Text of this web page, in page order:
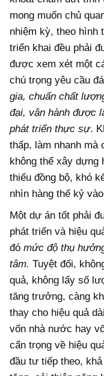
mong muốn chủ
nhiệm kỳ, theo hình
triển khai đều phải
được xem xét một
chú trọng yêu cầu
gia, chuẩn chất
đại, vận hành được
phát triển thực sự.
thấp, làm nhanh mà
không thể xây dựng
thiếu đồng bộ, khó
nhìn hàng thế kỷ
Một dự án tốt phải
phát triển và hiệu
đó mức độ thụ
tâm. Tuyệt đối,
quả, không lấy số
tăng trưởng, càng
thay cho hiệu quả
vốn nhà nước hay
cẩn trọng về hiệu
đầu tư tiếp theo,